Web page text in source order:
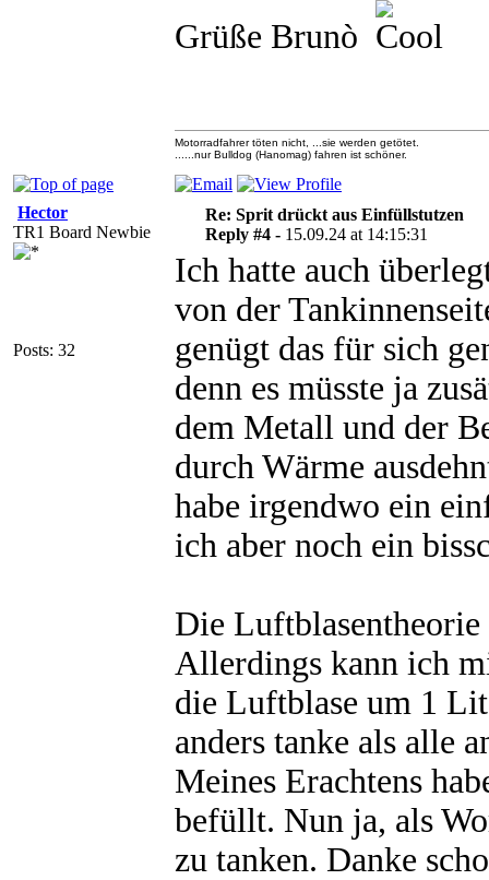
Grüße Brunò
Motorradfahrer töten nicht, ...sie werden getötet.
......nur Bulldog (Hanomag) fahren ist schöner.
Hector
TR1 Board Newbie
Posts: 32
Re: Sprit drückt aus Einfüllstutzen
Reply #4 - 15.09.24 at 14:15:31
Ich hatte auch
von der
genügt das für sich
denn es müsste ja
dem Metall und der
durch Wärme
habe irgendwo ein
ich aber noch ein
Die
Allerdings kann ich
die Luftblase um 1
anders tanke als alle
Meines Erachtens
befüllt. Nun ja, als
zu tanken. Danke